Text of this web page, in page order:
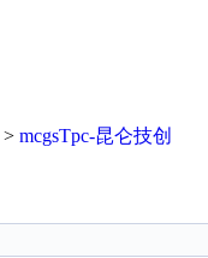
> mcgsTpc-昆仑技创